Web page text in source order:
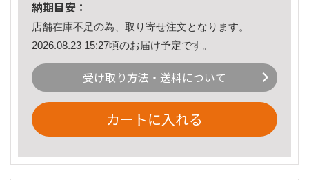
納期目安：
店舗在庫不足の為、取り寄せ注文となります。
2026.08.23 15:27頃のお届け予定です。
受け取り方法・送料について
カートに入れる